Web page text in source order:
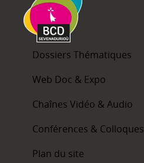
Dossiers Thématiques
Web Doc & Expo
Chaînes Vidéo & Audio
Conférences & Colloques
Plan du site